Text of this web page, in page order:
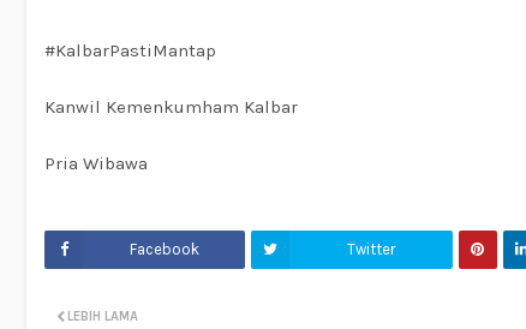
#KalbarPastiMantap
Kanwil Kemenkumham Kalbar
Pria Wibawa
Facebook Twitter
LEBIH LAMA